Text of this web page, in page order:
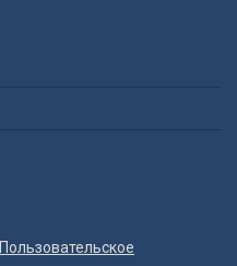
Пользовательское